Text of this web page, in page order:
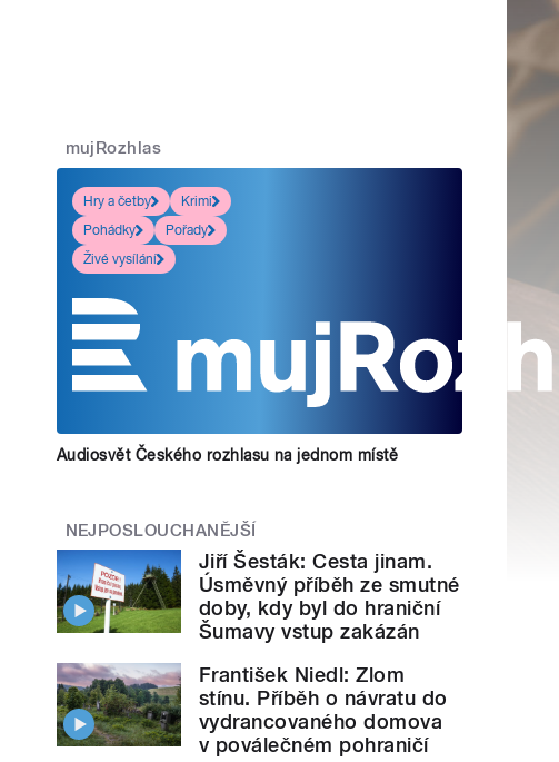
mujRozhlas
Hry a četby
Krimi
Pohádky
Pořady
Živé vysílání
Audiosvět Českého rozhlasu na jednom místě
NEJPOSLOUCHANĚJŠÍ
Jiří Šesták: Cesta jinam.
Úsměvný příběh ze smutné
doby, kdy byl do hraniční
Šumavy vstup zakázán
František Niedl: Zlom
stínu. Příběh o návratu do
vydrancovaného domova
v poválečném pohraničí